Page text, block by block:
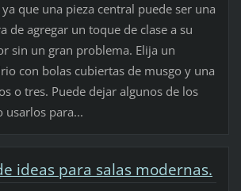
que una pieza central puede ser una
de agregar un toque de clase a su
sin un gran problema. Elija un
con bolas cubiertas de musgo y una
o tres. Puede dejar algunos de los
usarlos para...
ideas para salas modernas.